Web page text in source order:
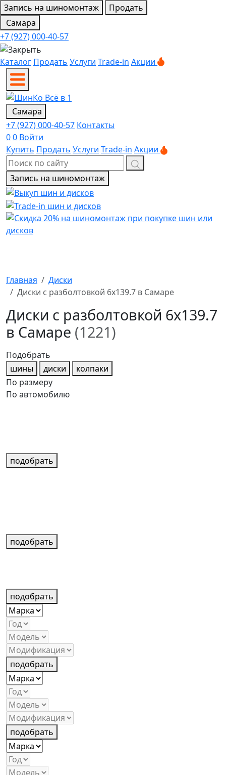
Запись на шиномонтаж
Продать
Самара
+7 (927) 000-40-57
Каталог Продать Услуги Trade-in Акции
Самара
+7 (927) 000-40-57 Контакты
00 Войти
Купить Продать Услуги Trade-in Акции
Запись на шиномонтаж
Главная
Диски
Диски с разболтовкой 6x139.7 в Самаре
Диски с разболтовкой 6x139.7
в Самаре (1221)
Подобрать
шины
диски
колпаки
По размеру
По автомобилю
подобрать
подобрать
подобрать
подобрать
подобрать